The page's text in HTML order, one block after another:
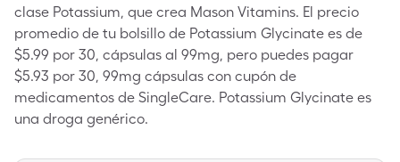
clase Potassium, que crea Mason Vitamins. El precio
promedio de tu bolsillo de Potassium Glycinate es de
$5.99 por 30, cápsulas al 99mg, pero puedes pagar
$5.93 por 30, 99mg cápsulas con cupón de
medicamentos de SingleCare. Potassium Glycinate es
una droga genérico.